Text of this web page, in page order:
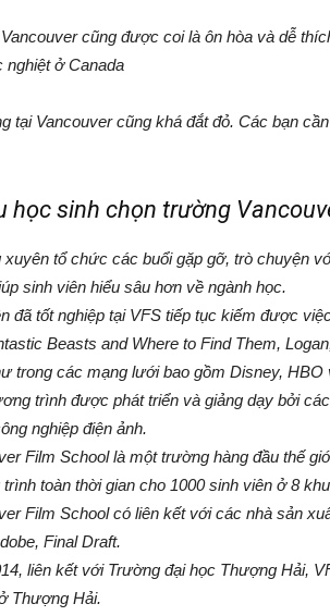
cũng được coi là ôn hòa và dễ
nghiệt ở Canada
tại Vancouver cũng khá đắt đỏ. Các bạn
học sinh chọn trường
xuyên tổ chức các buổi gặp gỡ, trò chuyện
sinh viên hiểu sâu hơn về ngành học.
đã tốt nghiệp tại VFS tiếp tục kiếm được
Beasts and Where to Find Them,
trong các mạng lưới bao gồm Disney,
trình được phát triển và giảng dạy bởi
nghiệp điện ảnh.
Film School là một trường hàng đầu thế
toàn thời gian cho 1000 sinh viên ở 8
Film School có liên kết với các nhà sản
Final Draft.
liên kết với Trường đại học Thượng Hải,
Thượng Hải.